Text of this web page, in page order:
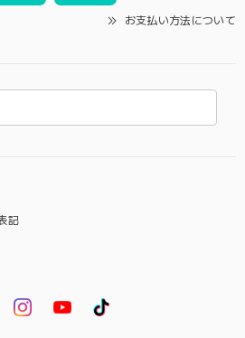
お支払い方法について
記